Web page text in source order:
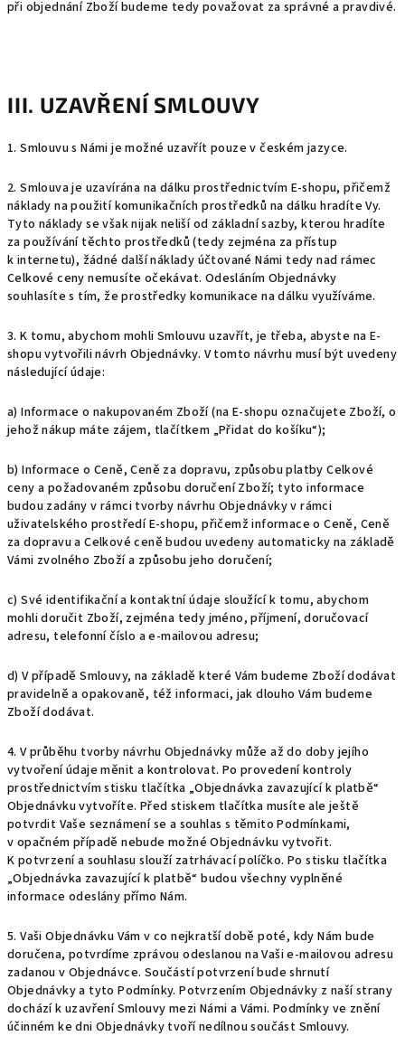
při objednání Zboží budeme tedy považovat za správné a pravdivé.
III. UZAVŘENÍ SMLOUVY
1. Smlouvu s Námi je možné uzavřít pouze v českém jazyce.
2. Smlouva je uzavírána na dálku prostřednictvím E-shopu, přičemž
náklady na použití komunikačních prostředků na dálku hradíte Vy.
Tyto náklady se však nijak neliší od základní sazby, kterou hradíte
za používání těchto prostředků (tedy zejména za přístup
k internetu), žádné další náklady účtované Námi tedy nad rámec
Celkové ceny nemusíte očekávat. Odesláním Objednávky
souhlasíte s tím, že prostředky komunikace na dálku využíváme.
3. K tomu, abychom mohli Smlouvu uzavřít, je třeba, abyste na E-
shopu vytvořili návrh Objednávky. V tomto návrhu musí být uvedeny
následující údaje:
a) Informace o nakupovaném Zboží (na E-shopu označujete Zboží, o
jehož nákup máte zájem, tlačítkem „Přidat do košíku“);
b) Informace o Ceně, Ceně za dopravu, způsobu platby Celkové
ceny a požadovaném způsobu doručení Zboží; tyto informace
budou zadány v rámci tvorby návrhu Objednávky v rámci
uživatelského prostředí E-shopu, přičemž informace o Ceně, Ceně
za dopravu a Celkové ceně budou uvedeny automaticky na základě
Vámi zvolného Zboží a způsobu jeho doručení;
c) Své identifikační a kontaktní údaje sloužící k tomu, abychom
mohli doručit Zboží, zejména tedy jméno, příjmení, doručovací
adresu, telefonní číslo a e-mailovou adresu;
d) V případě Smlouvy, na základě které Vám budeme Zboží dodávat
pravidelně a opakovaně, též informaci, jak dlouho Vám budeme
Zboží dodávat.
4. V průběhu tvorby návrhu Objednávky může až do doby jejího
vytvoření údaje měnit a kontrolovat. Po provedení kontroly
prostřednictvím stisku tlačítka „Objednávka zavazující k platbě“
Objednávku vytvoříte. Před stiskem tlačítka musíte ale ještě
potvrdit Vaše seznámení se a souhlas s těmito Podmínkami,
v opačném případě nebude možné Objednávku vytvořit.
K potvrzení a souhlasu slouží zatrhávací políčko. Po stisku tlačítka
„Objednávka zavazující k platbě“ budou všechny vyplněné
informace odeslány přímo Nám.
5. Vaši Objednávku Vám v co nejkratší době poté, kdy Nám bude
doručena, potvrdíme zprávou odeslanou na Vaši e-mailovou adresu
zadanou v Objednávce. Součástí potvrzení bude shrnutí
Objednávky a tyto Podmínky. Potvrzením Objednávky z naší strany
dochází k uzavření Smlouvy mezi Námi a Vámi. Podmínky ve znění
účinném ke dni Objednávky tvoří nedílnou součást Smlouvy.